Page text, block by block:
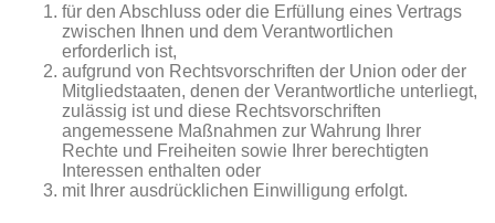
für den Abschluss oder die Erfüllung eines Vertrags
zwischen Ihnen und dem Verantwortlichen
erforderlich ist,
aufgrund von Rechtsvorschriften der Union oder der
Mitgliedstaaten, denen der Verantwortliche unterliegt,
zulässig ist und diese Rechtsvorschriften
angemessene Maßnahmen zur Wahrung Ihrer
Rechte und Freiheiten sowie Ihrer berechtigten
Interessen enthalten oder
mit Ihrer ausdrücklichen Einwilligung erfolgt.